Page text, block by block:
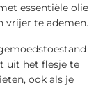
essentiële olie
vrijer te ademen.
uit het flesje te
ook als je